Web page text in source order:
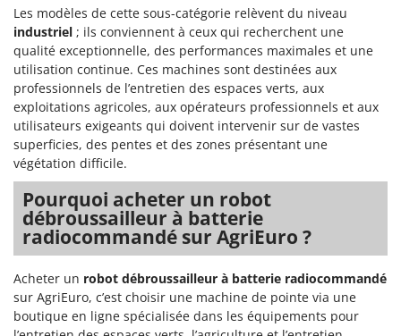
P
Peignes vibreurs et Secoueurs à olives
Pelles rétros pour tracteur
Perches Élagueuses
Pétrins à Spirale
Piscines
Planteuses de pommes de terre pour tracteur
Plateaux de coupe pour tracteur
Plumeuses
Pompes d'irrigation à tracteur
Pompes de transfert
Pompes immergées électriques
Postes à souder
Flymo
Fontana Forni
Forest Master
Francini
G
G3 Ferrari
Garofalo
GeoTech
GeoTech Pro
Gierre
Ginko - MGM
Les modèles de cette sous-catégorie relèvent du niveau
industriel ; ils conviennent à ceux qui recherchent une
qualité exceptionnelle, des performances maximales et une
utilisation continue. Ces machines sont destinées aux
professionnels de l’entretien des espaces verts, aux
exploitations agricoles, aux opérateurs professionnels et aux
utilisateurs exigeants qui doivent intervenir sur de vastes
superficies, des pentes et des zones présentant une
végétation difficile.
Pourquoi acheter un robot
débroussailleur à batterie
radiocommandé sur AgriEuro ?
Acheter un robot débroussailleur à batterie radiocommandé
sur AgriEuro, c’est choisir une machine de pointe via une
boutique en ligne spécialisée dans les équipements pour